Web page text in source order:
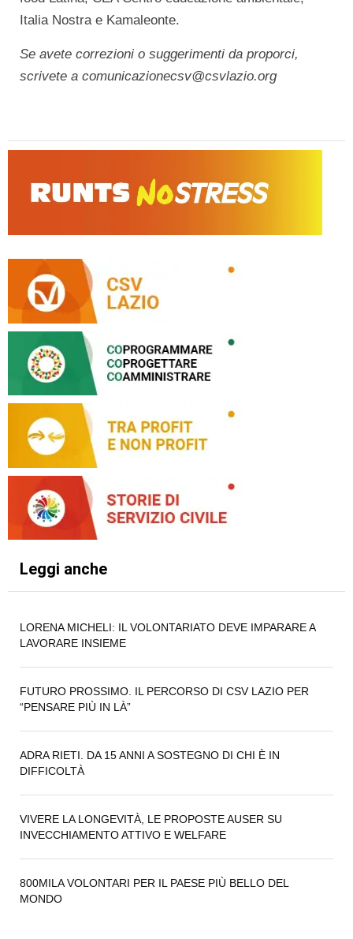
Italia Nostra e Kamaleonte.
Se avete correzioni o suggerimenti da proporci,
scrivete a comunicazionecsv@csvlazio.org
Leggi anche
LORENA MICHELI: IL VOLONTARIATO DEVE IMPARARE A
LAVORARE INSIEME
FUTURO PROSSIMO. IL PERCORSO DI CSV LAZIO PER
“PENSARE PIÙ IN LÀ”
ADRA RIETI. DA 15 ANNI A SOSTEGNO DI CHI È IN
DIFFICOLTÀ
VIVERE LA LONGEVITÀ, LE PROPOSTE AUSER SU
INVECCHIAMENTO ATTIVO E WELFARE
800MILA VOLONTARI PER IL PAESE PIÙ BELLO DEL
MONDO